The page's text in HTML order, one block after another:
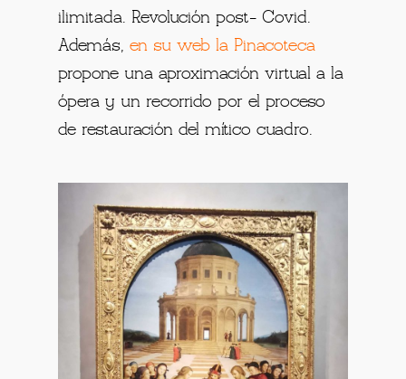
ilimitada. Revolución post- Covid.
Además, en su web la Pinacoteca
propone una aproximación virtual a la
ópera y un recorrido por el proceso
de restauración del mítico cuadro.